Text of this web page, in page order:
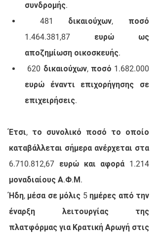
συνδρομής.
481
1.464.381,87 ευρώ ως
αποζημίωση οικοσκευής.
620 δικαιούχων, ποσό 1.682.000
ευρώ έναντι επιχορήγησης σε
επιχειρήσεις.
Έτσι, το συνολικό ποσό το οποίο
6.710.812,67 ευρώ και αφορά 1.214
μοναδιαίους Α.Φ.Μ.
Ήδη, μέσα σε μόλις 5 ημέρες από την
έναρξη λειτουργίας της
πλατφόρμας για Κρατική Αρωγή στις